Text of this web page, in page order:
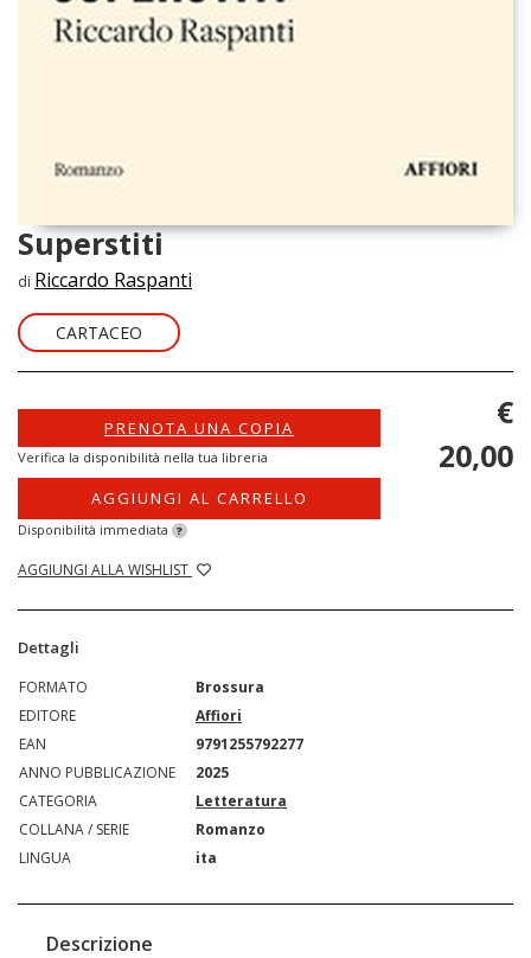
Superstiti
di Riccardo Raspanti
CARTACEO
PRENOTA UNA COPIA
Verifica la disponibilità nella tua libreria
AGGIUNGI AL CARRELLO
Disponibilità immediata ?
AGGIUNGI ALLA WISHLIST
€
20,00
Dettagli
FORMATO
Brossura
EDITORE
Affiori
EAN
9791255792277
ANNO PUBBLICAZIONE
2025
CATEGORIA
Letteratura
COLLANA / SERIE
Romanzo
LINGUA
ita
Descrizione